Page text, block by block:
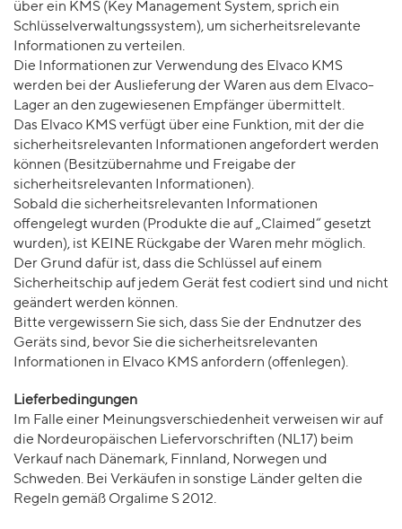
über ein KMS (Key Management System, sprich ein
Schlüsselverwaltungssystem), um sicherheitsrelevante
Informationen zu verteilen.
Die Informationen zur Verwendung des Elvaco KMS
werden bei der Auslieferung der Waren aus dem Elvaco-
Lager an den zugewiesenen Empfänger übermittelt.
Das Elvaco KMS verfügt über eine Funktion, mit der die
sicherheitsrelevanten Informationen angefordert werden
können (Besitzübernahme und Freigabe der
sicherheitsrelevanten Informationen).
Sobald die sicherheitsrelevanten Informationen
offengelegt wurden (Produkte die auf „Claimed“ gesetzt
wurden), ist KEINE Rückgabe der Waren mehr möglich.
Der Grund dafür ist, dass die Schlüssel auf einem
Sicherheitschip auf jedem Gerät fest codiert sind und nicht
geändert werden können.
Bitte vergewissern Sie sich, dass Sie der Endnutzer des
Geräts sind, bevor Sie die sicherheitsrelevanten
Informationen in Elvaco KMS anfordern (offenlegen).
Lieferbedingungen
Im Falle einer Meinungsverschiedenheit verweisen wir auf
die Nordeuropäischen Liefervorschriften (NL17) beim
Verkauf nach Dänemark, Finnland, Norwegen und
Schweden. Bei Verkäufen in sonstige Länder gelten die
Regeln gemäß Orgalime S 2012.